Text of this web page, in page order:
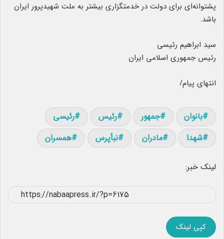
پشتوانه‌ای برای دولت در خدمتگزاری بیشتر به ملت شهیدپرور ایران
باشد.
سید ابراهیم رئیسی
رئیس جمهوری اسلامی ایران
انتهای پیام/
بانوان جمهور رئیس
رئیسی
شهدا
مادران نبأپرس همسران
لینک خبر:
کپی لینک